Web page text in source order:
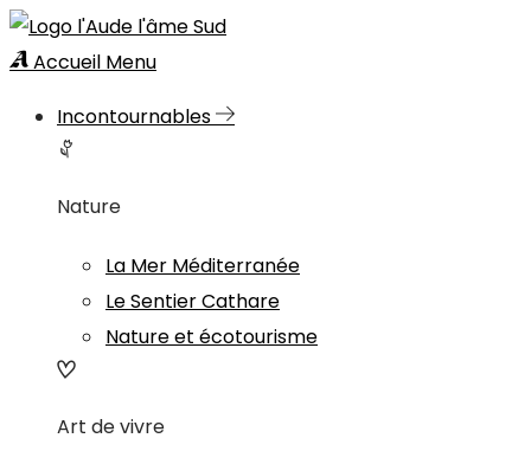
Accueil Menu
Incontournables
Nature
La Mer Méditerranée
Le Sentier Cathare
Nature et écotourisme
Art de vivre